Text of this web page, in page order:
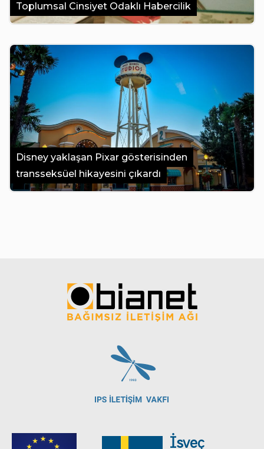
Toplumsal Cinsiyet Odaklı Habercilik
Disney yaklaşan Pixar gösterisinden
transseksüel hikayesini çıkardı